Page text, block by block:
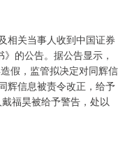
关当事人收到中国证券
的公告。据公告显示，
假，监管拟决定对同辉信
辉信息被责令改正，给予
福昊被给予警告，处以